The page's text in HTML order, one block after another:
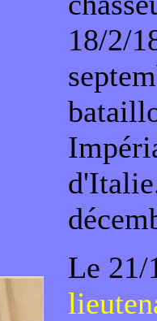
18/2/
Le